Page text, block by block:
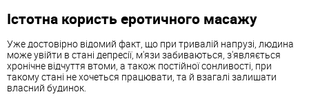
Істотна користь еротичного масажу
Уже достовірно відомий факт, що при тривалій напрузі, людина
може увійти в стані депресії, м'язи забиваються, з'являється
хронічне відчуття втоми, а також постійної сонливості, при
такому стані не хочеться працювати, та й взагалі залишати
власний будинок.